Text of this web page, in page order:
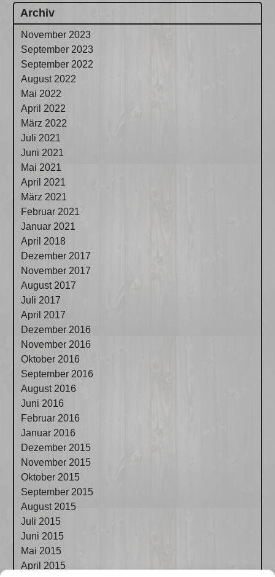
Archiv
November 2023
September 2023
September 2022
August 2022
Mai 2022
April 2022
März 2022
Juli 2021
Juni 2021
Mai 2021
April 2021
März 2021
Februar 2021
Januar 2021
April 2018
Dezember 2017
November 2017
August 2017
Juli 2017
April 2017
Dezember 2016
November 2016
Oktober 2016
September 2016
August 2016
Juni 2016
Februar 2016
Januar 2016
Dezember 2015
November 2015
Oktober 2015
September 2015
August 2015
Juli 2015
Juni 2015
Mai 2015
April 2015